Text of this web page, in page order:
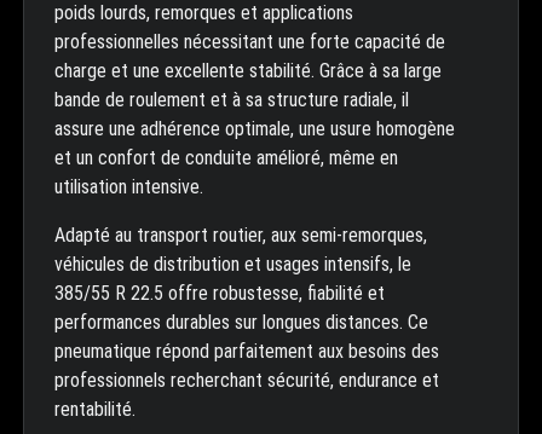
poids lourds, remorques et applications
professionnelles nécessitant une forte capacité de
charge et une excellente stabilité. Grâce à sa large
bande de roulement et à sa structure radiale, il
assure une adhérence optimale, une usure homogène
et un confort de conduite amélioré, même en
utilisation intensive.
Adapté au transport routier, aux semi-remorques,
véhicules de distribution et usages intensifs, le
385/55 R 22.5 offre robustesse, fiabilité et
performances durables sur longues distances. Ce
pneumatique répond parfaitement aux besoins des
professionnels recherchant sécurité, endurance et
rentabilité.